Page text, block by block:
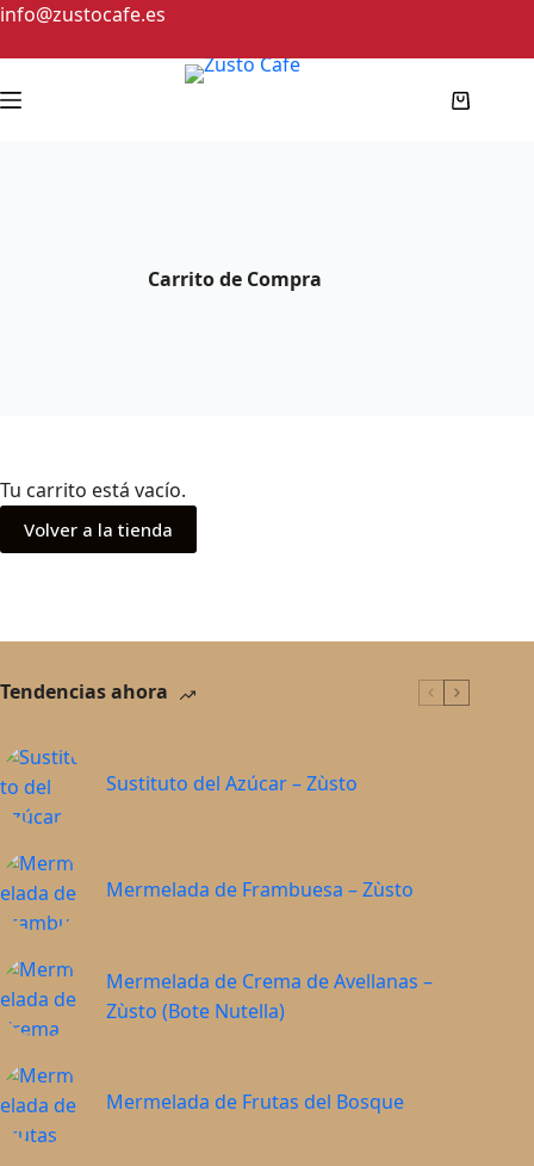
info@zustocafe.es
Carrito de Compra
Tu carrito está vacío.
Volver a la tienda
Tendencias ahora
Sustituto del Azúcar – Zùsto
Mermelada de Frambuesa – Zùsto
Mermelada de Crema de Avellanas –
Zùsto (Bote Nutella)
Mermelada de Frutas del Bosque